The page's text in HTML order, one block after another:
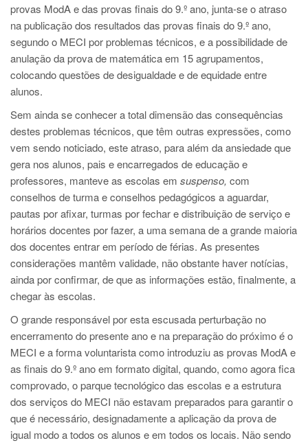
provas ModA e das provas finais do 9.º ano, junta-se o atraso
na publicação dos resultados das provas finais do 9.º ano,
segundo o MECI por problemas técnicos, e a possibilidade de
anulação da prova de matemática em 15 agrupamentos,
colocando questões de desigualdade e de equidade entre
alunos.
Sem ainda se conhecer a total dimensão das consequências
destes problemas técnicos, que têm outras expressões, como
vem sendo noticiado, este atraso, para além da ansiedade que
gera nos alunos, pais e encarregados de educação e
professores, manteve as escolas em suspenso, com
conselhos de turma e conselhos pedagógicos a aguardar,
pautas por afixar, turmas por fechar e distribuição de serviço e
horários docentes por fazer, a uma semana de a grande maioria
dos docentes entrar em período de férias. As presentes
considerações mantêm validade, não obstante haver notícias,
ainda por confirmar, de que as informações estão, finalmente, a
chegar às escolas.
O grande responsável por esta escusada perturbação no
encerramento do presente ano e na preparação do próximo é o
MECI e a forma voluntarista como introduziu as provas ModA e
as finais do 9.º ano em formato digital, quando, como agora fica
comprovado, o parque tecnológico das escolas e a estrutura
dos serviços do MECI não estavam preparados para garantir o
que é necessário, designadamente a aplicação da prova de
igual modo a todos os alunos e em todos os locais. Não sendo